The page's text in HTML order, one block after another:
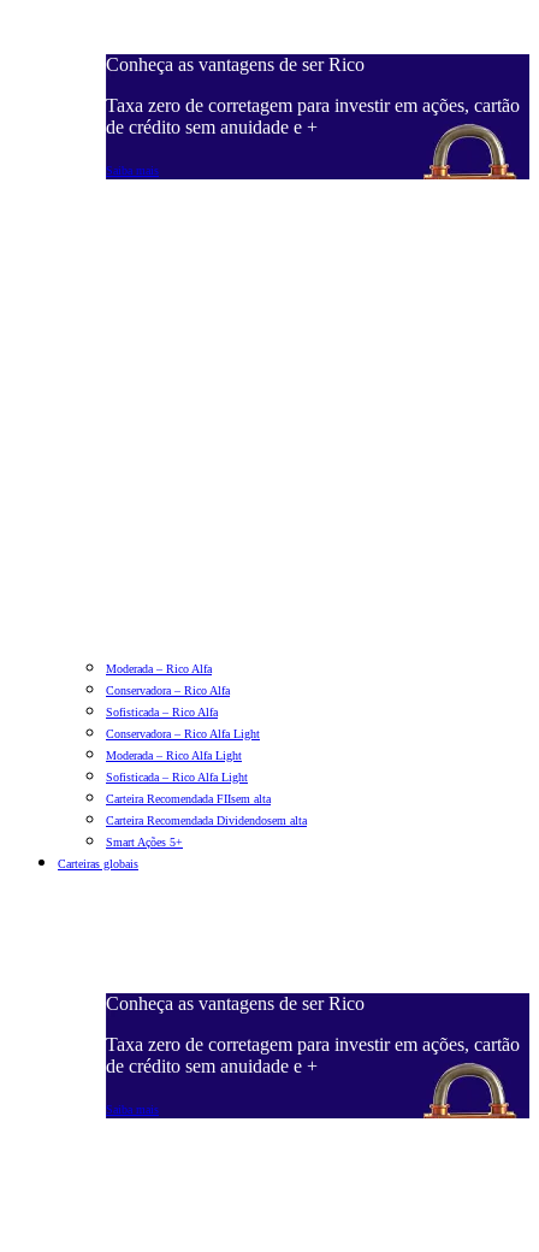
Conheça as vantagens de ser Rico
Taxa zero de corretagem para investir em ações, cartão
de crédito sem anuidade e +
Saiba mais
Moderada – Rico Alfa
Conservadora – Rico Alfa
Sofisticada – Rico Alfa
Conservadora – Rico Alfa Light
Moderada – Rico Alfa Light
Sofisticada – Rico Alfa Light
Carteira Recomendada FIIsem alta
Carteira Recomendada Dividendosem alta
Smart Ações 5+
Carteiras globais
Conheça as vantagens de ser Rico
Taxa zero de corretagem para investir em ações, cartão
de crédito sem anuidade e +
Saiba mais